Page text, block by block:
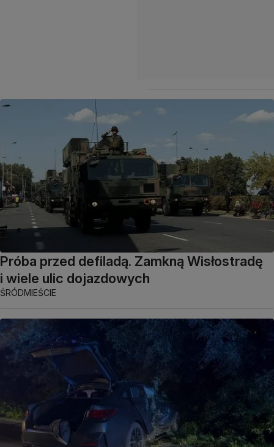
Próba przed defiladą. Zamkną Wisłostradę
i wiele ulic dojazdowych
ŚRÓDMIEŚCIE